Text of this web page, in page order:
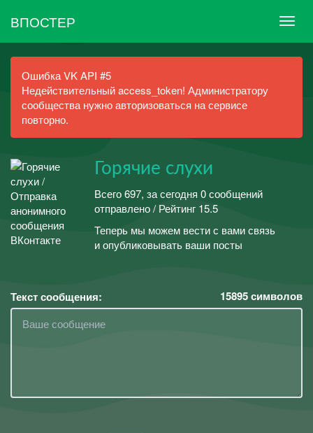
ВПОСТЕР
Ошибка VK API #5
Недействительный access_token! Администратору
сообщества нужно авторизоваться на сервисе
повторно.
Горячие слухи
Всего 697, за сегодня 0 сообщений
отправлено / Рейтинг 15.5
Теперь мы можем вести с вами связь
и опубликовывать ваши посты
Текст сообщения: 15895символов